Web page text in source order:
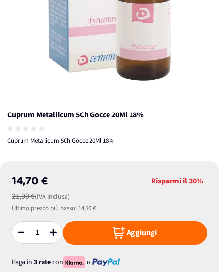
Cuprum Metallicum 5Ch Gocce 20Ml 18%
Cuprum Metallicum 5Ch Gocce 20Ml 18%
14,70 €
21,00 €(IVA inclusa)
Risparmi il30%
Ultimo prezzo più basso: 14,70 €
Quantità Aggiungi
Paga in 3 ratecon
o